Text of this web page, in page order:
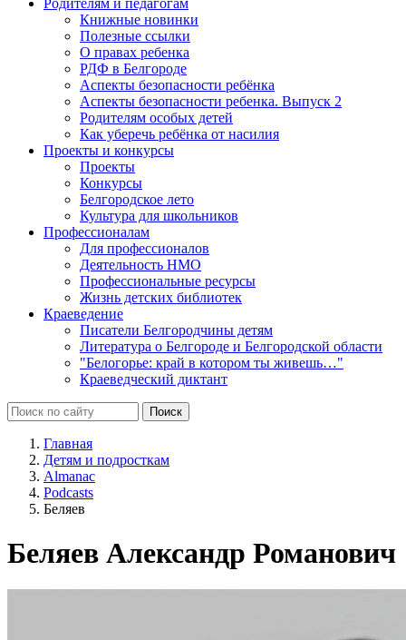
Книжные новинки
Полезные ссылки
О правах ребенка
РДФ в Белгороде
Аспекты безопасности ребёнка
Аспекты безопасности ребенка. Выпуск 2
Родителям особых детей
Как уберечь ребёнка от насилия
Проекты и конкурсы
Проекты
Конкурсы
Белгородское лето
Культура для школьников
Профессионалам
Для профессионалов
Деятельность НМО
Профессиональные ресурсы
Жизнь детских библиотек
Краеведение
Писатели Белгородчины детям
Литература о Белгороде и Белгородской области
"Белогорье: край в котором ты живешь…"
Краеведческий диктант
Главная
Детям и подросткам
Almanac
Podcasts
Беляев
Беляев Александр Романович